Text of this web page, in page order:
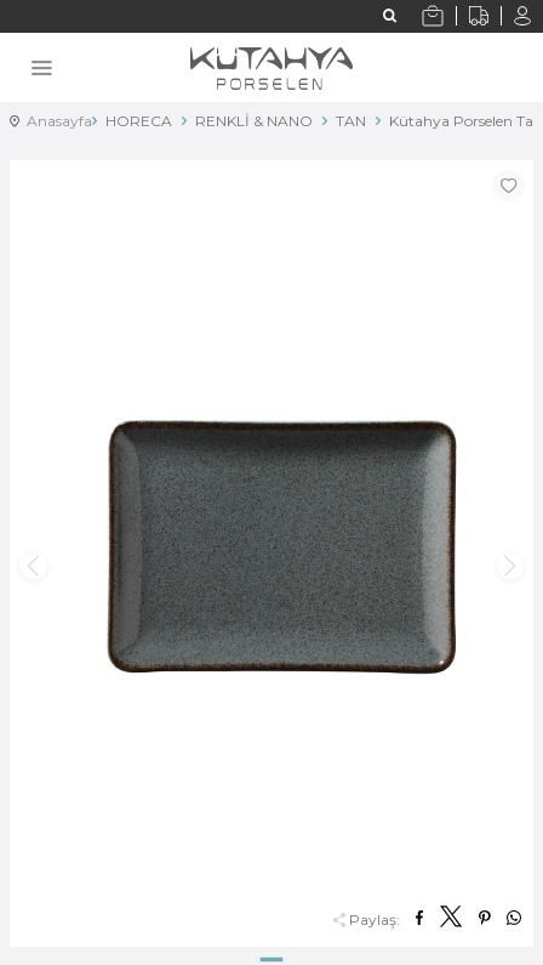
Anasayfa HORECA RENKLİ & NANO TAN Kütahya Porselen
Paylaş: